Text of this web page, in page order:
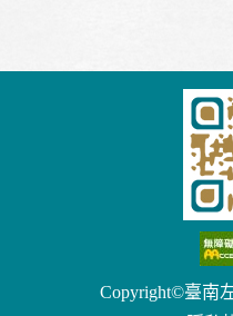
Copyright©臺南